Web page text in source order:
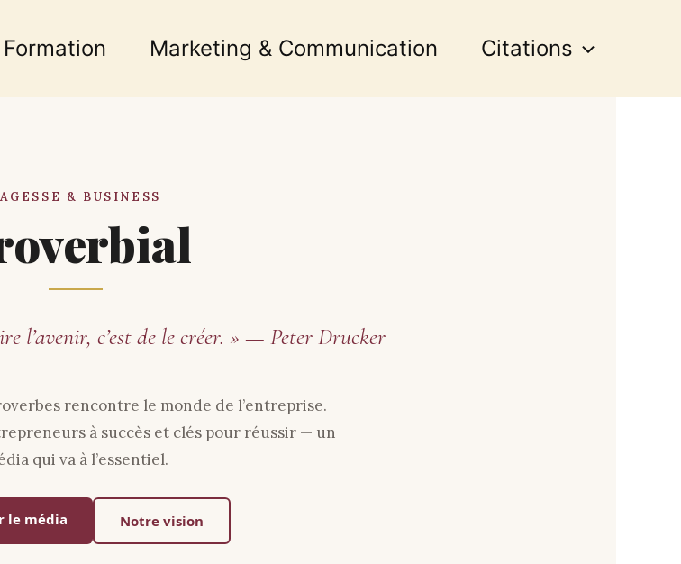
Formation Marketing & Communication Citations
& BUSINESS
l’avenir, c’est de le créer. » — Peter Drucker
rencontre le monde de l’entreprise.
à succès et clés pour réussir — un
qui va à l’essentiel.
le média Notre vision